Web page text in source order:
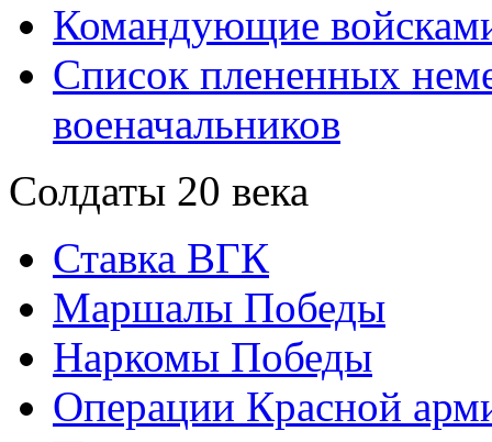
Командующие
Список плененных
военачальников
Солдаты 20 века
Ставка ВГК
Маршалы Победы
Наркомы Победы
Операции Красной